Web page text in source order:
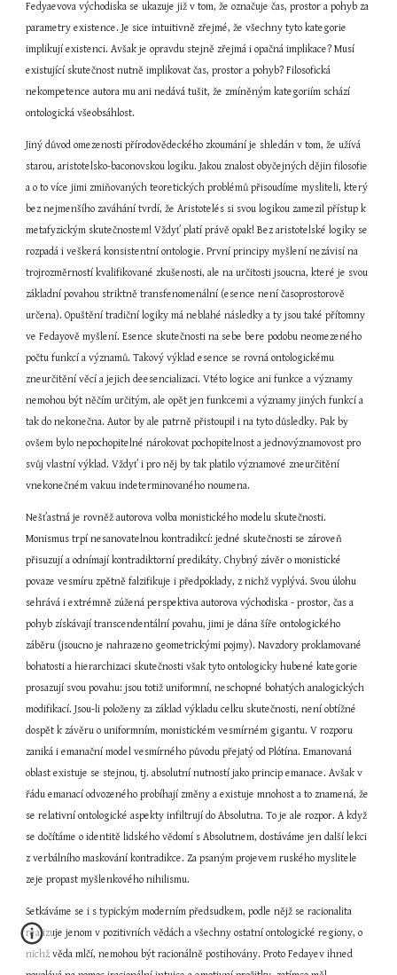
Fedyaevova východiska se ukazuje již v tom, že označuje čas, prostor a pohyb za
parametry existence. Je sice intuitivně zřejmé, že všechny tyto kategorie
implikují existenci. Avšak je opravdu stejně zřejmá i opačná implikace? Musí
existující skutečnost nutně implikovat čas, prostor a pohyb? Filosofická
nekompetence autora mu ani nedává tušit, že zmíněným kategoriím schází
ontologická všeobsáhlost.
Jiný důvod omezenosti přírodovědeckého zkoumání je shledán v tom, že užívá
starou, aristotelsko-baconovskou logiku. Jakou znalost obyčejných dějin filosofie
a o to více jimi zmiňovaných teoretických problémů přisoudíme mysliteli, který
bez nejmenšího zaváhání tvrdí, že Aristotelés si svou logikou zamezil přístup k
metafyzickým skutečnostem! Vždyť platí právě opak! Bez aristotelské logiky se
rozpadá i veškerá konsistentní ontologie. První principy myšlení nezávisí na
trojrozměrností kvalifikované zkušenosti, ale na určitosti jsoucna, které je svou
základní povahou striktně transfenomenální (esence není časoprostorově
určena). Opuštění tradiční logiky má neblahé následky a ty jsou také přítomny
ve Fedayově myšlení. Esence skutečnosti na sebe bere podobu neomezeného
počtu funkcí a významů. Takový výklad esence se rovná ontologickému
zneurčitění věcí a jejich deesencializaci. Vtéto logice ani funkce a významy
nemohou být něčím určitým, ale opět jen funkcemi a významy jiných funkcí a
tak do nekonečna. Autor by ale patrně přistoupil i na tyto důsledky. Pak by
ovšem bylo nepochopitelné nárokovat pochopitelnost a jednovýznamovost pro
svůj vlastní výklad. Vždyť i pro něj by tak platilo významové zneurčitění
vnekonečném vakuu indeterminovaného noumena.
Nešťastná je rovněž autorova volba monistického modelu skutečnosti.
Monismus trpí nesanovatelnou kontradikcí: jedné skutečnosti se zároveň
přisuzují a odnímají kontradiktorní predikáty. Chybný závěr o monistické
povaze vesmíru zpětně falzifikuje i předpoklady, z nichž vyplývá. Svou úlohu
sehrává i extrémně zúžená perspektiva autorova východiska - prostor, čas a
pohyb získávají transcendentální povahu, jimi je dána šíře ontologického
záběru (jsoucno je nahrazeno geometrickými pojmy). Navzdory proklamované
bohatosti a hierarchizaci skutečnosti však tyto ontologicky hubené kategorie
prosazují svou povahu: jsou totiž uniformní, neschopné bohatých analogických
modifikací. Jsou-li položeny za základ výkladu celku skutečnosti, není obtížné
dospět k závěru o uniformním, monistickém vesmírném gigantu. V rozporu
zaniká i emanační model vesmírného původu přejatý od Plótína. Emanovaná
oblast existuje se stejnou, tj. absolutní nutností jako princip emanace. Avšak v
řádu emanací odvozeného probíhají změny a existuje mnohost a to znamená, že
se relativní ontologické aspekty infiltrují do Absolutna. To je ale rozpor. A když
se dočítáme o identitě lidského vědomí s Absolutnem, dostáváme jen další lekci
z verbálního maskování kontradikce. Za psaným projevem ruského myslitele
zeje propast myšlenkového nihilismu.
Setkáváme se i s typickým moderním předsudkem, podle nějž se racionalita
realizuje jenom v pozitivních vědách a všechny ostatní ontologické regiony, o
nichž věda mlčí, nemohou být racionálně postihovány. Proto Fedayev ihned